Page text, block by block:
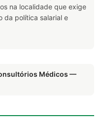
na localidade que exige
da política salarial e
Médicos —